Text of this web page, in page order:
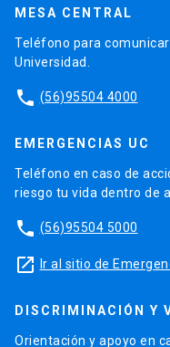
MESA CENTRAL
Teléfono para
Universidad.
phone (56)95504 4000
EMERGENCIAS UC
Teléfono en caso de
riesgo tu vida dentro de
phone (56)95504 5000
launch Ir al sitio de
DISCRIMINACIÓN Y
Orientación y apoyo en